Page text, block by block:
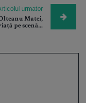
urmator
Matei,
pe scenă...